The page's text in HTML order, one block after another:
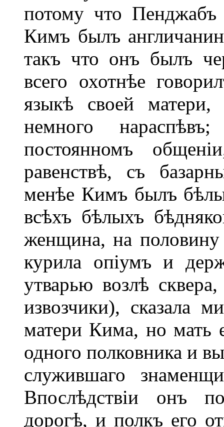
потому что Пенджабъ
Кимъ былъ
такъ что онъ былъ
всего охотнѣе
языкѣ своей матери,
немного
постоянномъ
равенствѣ, съ
менѣе Кимъ былъ
всѣхъ бѣлыхъ
женщина, на половину
курила опіумъ и
утварью возлѣ
извозчики), сказала
матери Кима, но мать
одного полковника и
служившаго
Впослѣдствіи онъ
дорогѣ, и полкъ его